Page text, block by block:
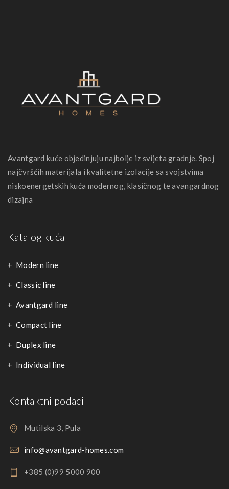
Avantgard kuće objedinjuju najbolje iz svijeta gradnje. Spoj
najčvršćih materijala i kvalitetne izolacije sa svojstvima
niskoenergetskih kuća modernog, klasičnog te avangardnog
dizajna
Katalog kuća
Modern line
Classic line
Avantgard line
Compact line
Duplex line
Individual line
Kontaktni podaci
Mutilska 3, Pula
info@avantgard-homes.com
+385 (0)99 5000 900